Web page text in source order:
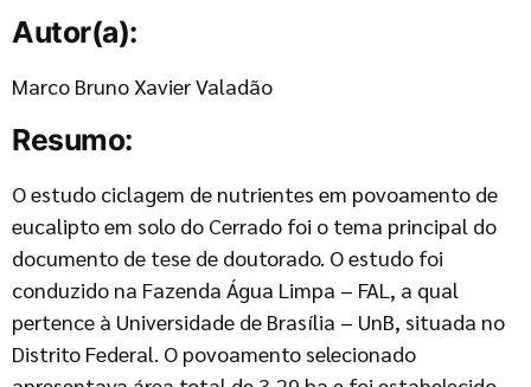
Autor(a):
Marco Bruno Xavier Valadão
Resumo:
O estudo ciclagem de nutrientes em povoamento de
eucalipto em solo do Cerrado foi o tema principal do
documento de tese de doutorado. O estudo foi
conduzido na Fazenda Água Limpa – FAL, a qual
pertence à Universidade de Brasília – UnB, situada no
Distrito Federal. O povoamento selecionado